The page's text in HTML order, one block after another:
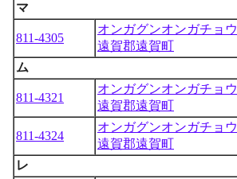
マ
811-4305
オンガグンオンガチョウ
遠賀郡遠賀町
ム
811-4321
オンガグンオンガチョウ
遠賀郡遠賀町
811-4324
オンガグンオンガチョウ
遠賀郡遠賀町
レ